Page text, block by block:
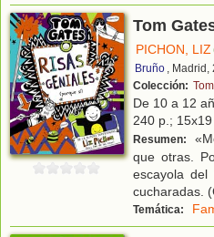
Tom
PICHON, LIZ
Bruño , Madrid,
Colección:
De 10 a 12
240 p.;
Resumen:
que otras.
escayola
cucharadas.
Temática: